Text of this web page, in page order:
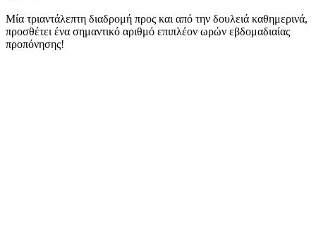
Μία τριαντάλεπτη διαδρομή προς και από την δουλειά καθημερινά,
προσθέτει ένα σημαντικό αριθμό επιπλέον ωρών εβδομαδιαίας
προπόνησης!